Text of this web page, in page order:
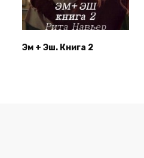
Эм + Эш. Книга 2